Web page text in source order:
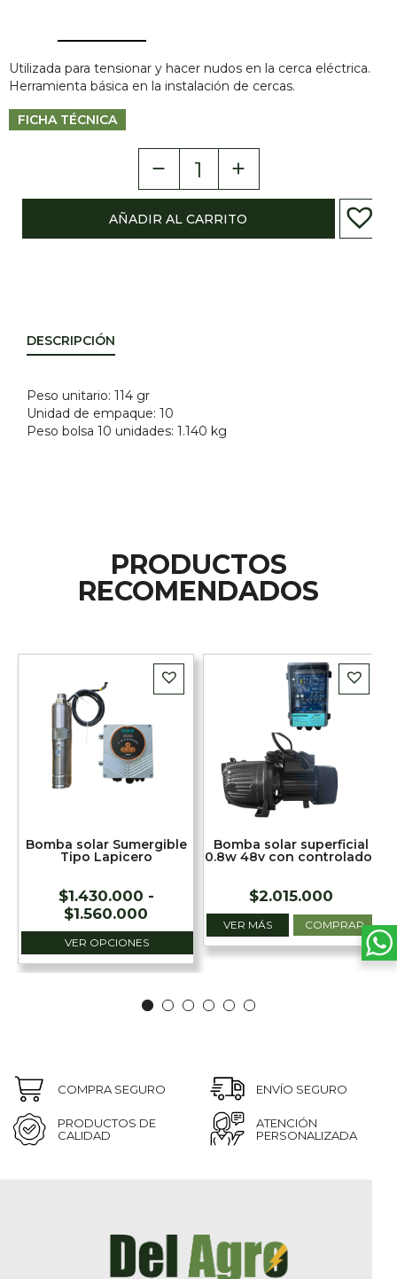
Utilizada para tensionar y hacer nudos en la cerca eléctrica.
Herramienta básica en la instalación de cercas.
FICHA TÉCNICA
remove add
AÑADIR AL CARRITO
DESCRIPCIÓN
Peso unitario: 114 gr
Unidad de empaque: 10
Peso bolsa 10 unidades: 1.140 kg
PRODUCTOS
RECOMENDADOS
Bomba solar Sumergible
Tipo Lapicero
$1.430.000 -
$1.560.000
de
precios:
desde
hasta
VER OPCIONES
Bomba solar superficial
0.8w 48v con controlador
$2.015.000
VER MÁS COMPRAR
COMPRA SEGURO ENVÍO SEGURO
PRODUCTOS DE
CALIDAD
ATENCIÓN
PERSONALIZADA